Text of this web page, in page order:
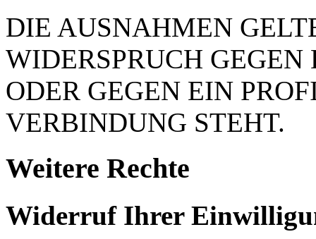
DIE AUSNAHMEN
WIDERSPRUCH
ODER GEGEN EIN
VERBINDUNG STEHT.
Weitere Rechte
Widerruf Ihrer